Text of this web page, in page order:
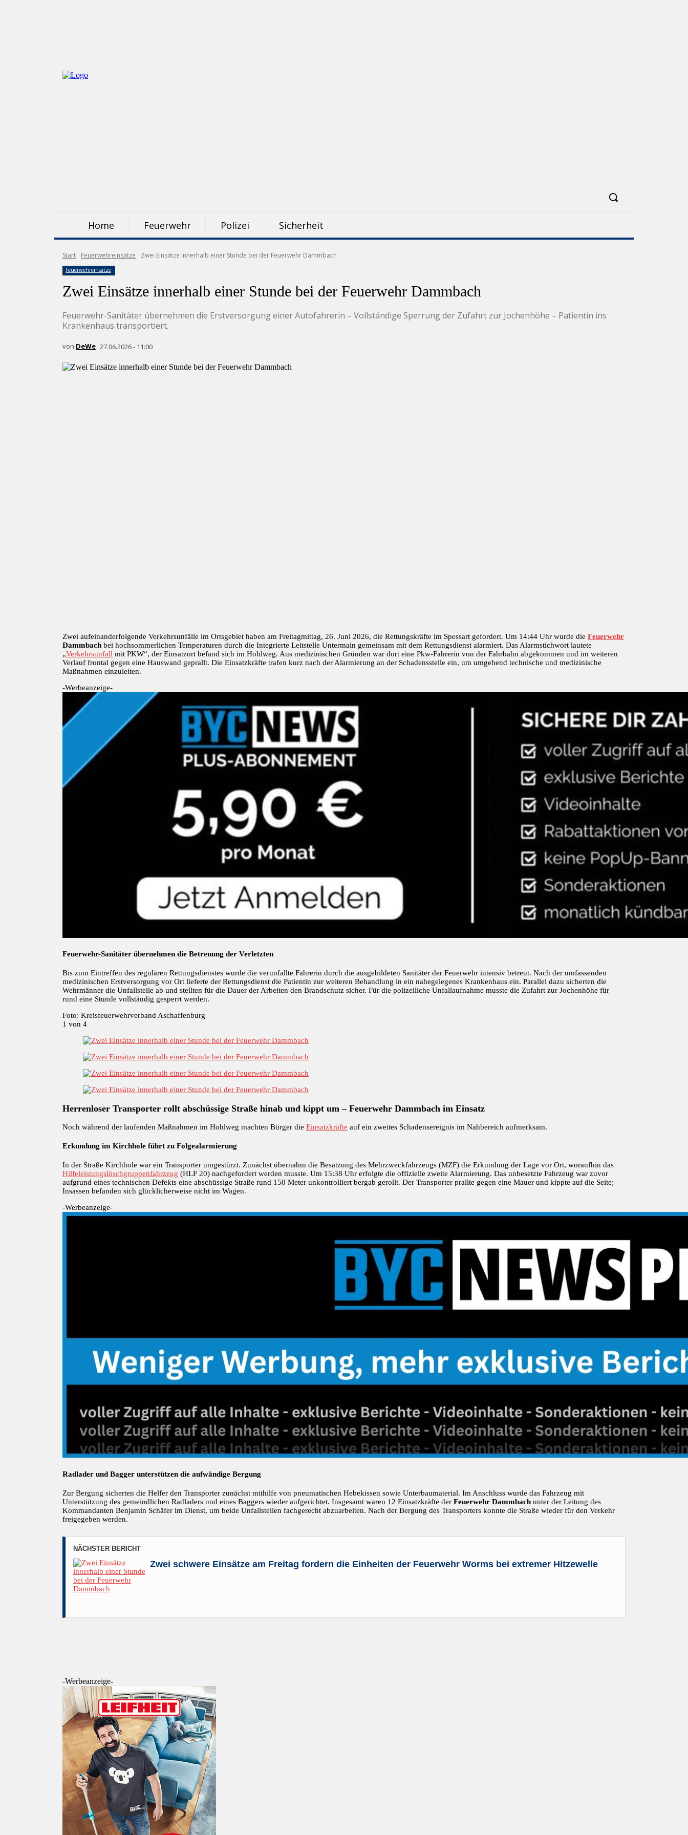
Home Feuerwehr Polizei Sicherheit
Start Feuerwehreinsätze Zwei Einsätze innerhalb einer Stunde bei der Feuerwehr Dammbach
Feuerwehreinsätze
Zwei Einsätze innerhalb einer Stunde bei der Feuerwehr Dammbach
Feuerwehr-Sanitäter übernehmen die Erstversorgung einer Autofahrerin – Vollständige Sperrung der Zufahrt zur Jochenhöhe – Patientin ins
Krankenhaus transportiert.
von DeWe 27.06.2026 - 11:00
Zwei aufeinanderfolgende Verkehrsunfälle im Ortsgebiet haben am Freitagmittag, 26. Juni 2026, die Rettungskräfte im Spessart gefordert. Um 14:44 Uhr wurde die Feuerwehr
Dammbach bei hochsommerlichen Temperaturen durch die Integrierte Leitstelle Untermain gemeinsam mit dem Rettungsdienst alarmiert. Das Alarmstichwort lautete
„Verkehrsunfall mit PKW“, der Einsatzort befand sich im Hohlweg. Aus medizinischen Gründen war dort eine Pkw-Fahrerin von der Fahrbahn abgekommen und im weiteren
Verlauf frontal gegen eine Hauswand geprallt. Die Einsatzkräfte trafen kurz nach der Alarmierung an der Schadensstelle ein, um umgehend technische und medizinische
Maßnahmen einzuleiten.
-Werbeanzeige-
Feuerwehr-Sanitäter übernehmen die Betreuung der Verletzten
Bis zum Eintreffen des regulären Rettungsdienstes wurde die verunfallte Fahrerin durch die ausgebildeten Sanitäter der Feuerwehr intensiv betreut. Nach der umfassenden
medizinischen Erstversorgung vor Ort lieferte der Rettungsdienst die Patientin zur weiteren Behandlung in ein nahegelegenes Krankenhaus ein. Parallel dazu sicherten die
Wehrmänner die Unfallstelle ab und stellten für die Dauer der Arbeiten den Brandschutz sicher. Für die polizeiliche Unfallaufnahme musste die Zufahrt zur Jochenhöhe für
rund eine Stunde vollständig gesperrt werden.
Foto: Kreisfeuerwehrverband Aschaffenburg
1 von 4
Herrenloser Transporter rollt abschüssige Straße hinab und kippt um – Feuerwehr Dammbach im Einsatz
Noch während der laufenden Maßnahmen im Hohlweg machten Bürger die Einsatzkräfte auf ein zweites Schadensereignis im Nahbereich aufmerksam.
Erkundung im Kirchhole führt zu Folgealarmierung
In der Straße Kirchhole war ein Transporter umgestürzt. Zunächst übernahm die Besatzung des Mehrzweckfahrzeugs (MZF) die Erkundung der Lage vor Ort, woraufhin das
Hilfeleistungslöschgruppenfahrzeug (HLF 20) nachgefordert werden musste. Um 15:38 Uhr erfolgte die offizielle zweite Alarmierung. Das unbesetzte Fahrzeug war zuvor
aufgrund eines technischen Defekts eine abschüssige Straße rund 150 Meter unkontrolliert bergab gerollt. Der Transporter prallte gegen eine Mauer und kippte auf die Seite;
Insassen befanden sich glücklicherweise nicht im Wagen.
-Werbeanzeige-
Radlader und Bagger unterstützen die aufwändige Bergung
Zur Bergung sicherten die Helfer den Transporter zunächst mithilfe von pneumatischen Hebekissen sowie Unterbaumaterial. Im Anschluss wurde das Fahrzeug mit
Unterstützung des gemeindlichen Radladers und eines Baggers wieder aufgerichtet. Insgesamt waren 12 Einsatzkräfte der Feuerwehr Dammbach unter der Leitung des
Kommandanten Benjamin Schäfer im Dienst, um beide Unfallstellen fachgerecht abzuarbeiten. Nach der Bergung des Transporters konnte die Straße wieder für den Verkehr
freigegeben werden.
NÄCHSTER BERICHT
Zwei schwere Einsätze am Freitag fordern die Einheiten der Feuerwehr Worms bei extremer Hitzewelle
-Werbeanzeige-